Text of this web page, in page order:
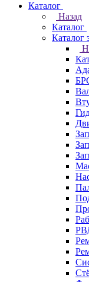
Каталог
Назад
Каталог
Каталог